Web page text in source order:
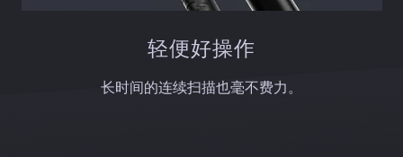
轻便好操作
长时间的连续扫描也毫不费力。